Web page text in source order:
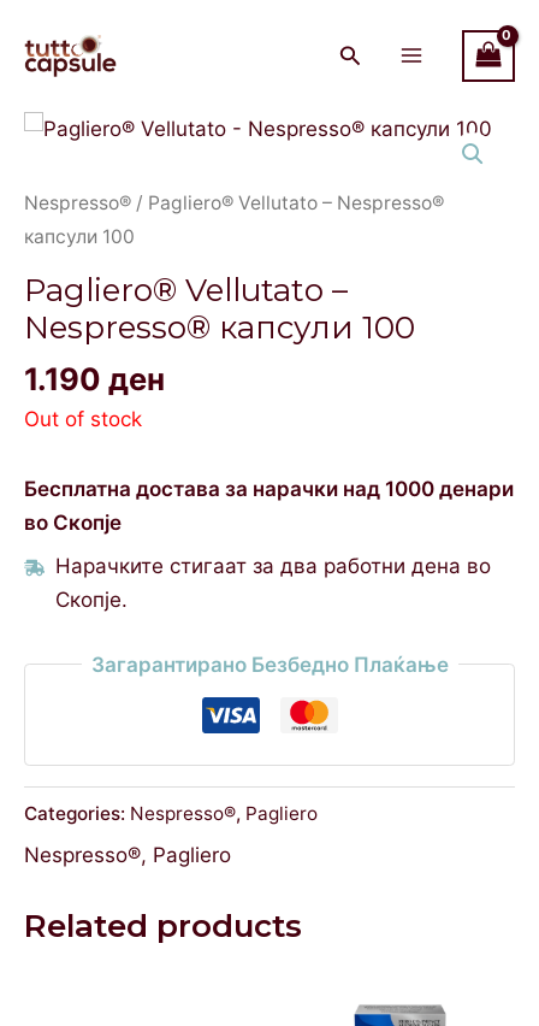
content
Main
Menu
Nespresso® / Pagliero® Vellutato – Nespresso®
капсули 100
Pagliero® Vellutato –
Nespresso® капсули 100
1.190 ден
Out of stock
Бесплатна достава за нарачки над 1000 денари
во Скопје
Нарачките стигаат за два работни дена во
Скопје.
Загарантирано Безбедно Плаќање
Categories: Nespresso®, Pagliero
Nespresso®, Pagliero
Related products